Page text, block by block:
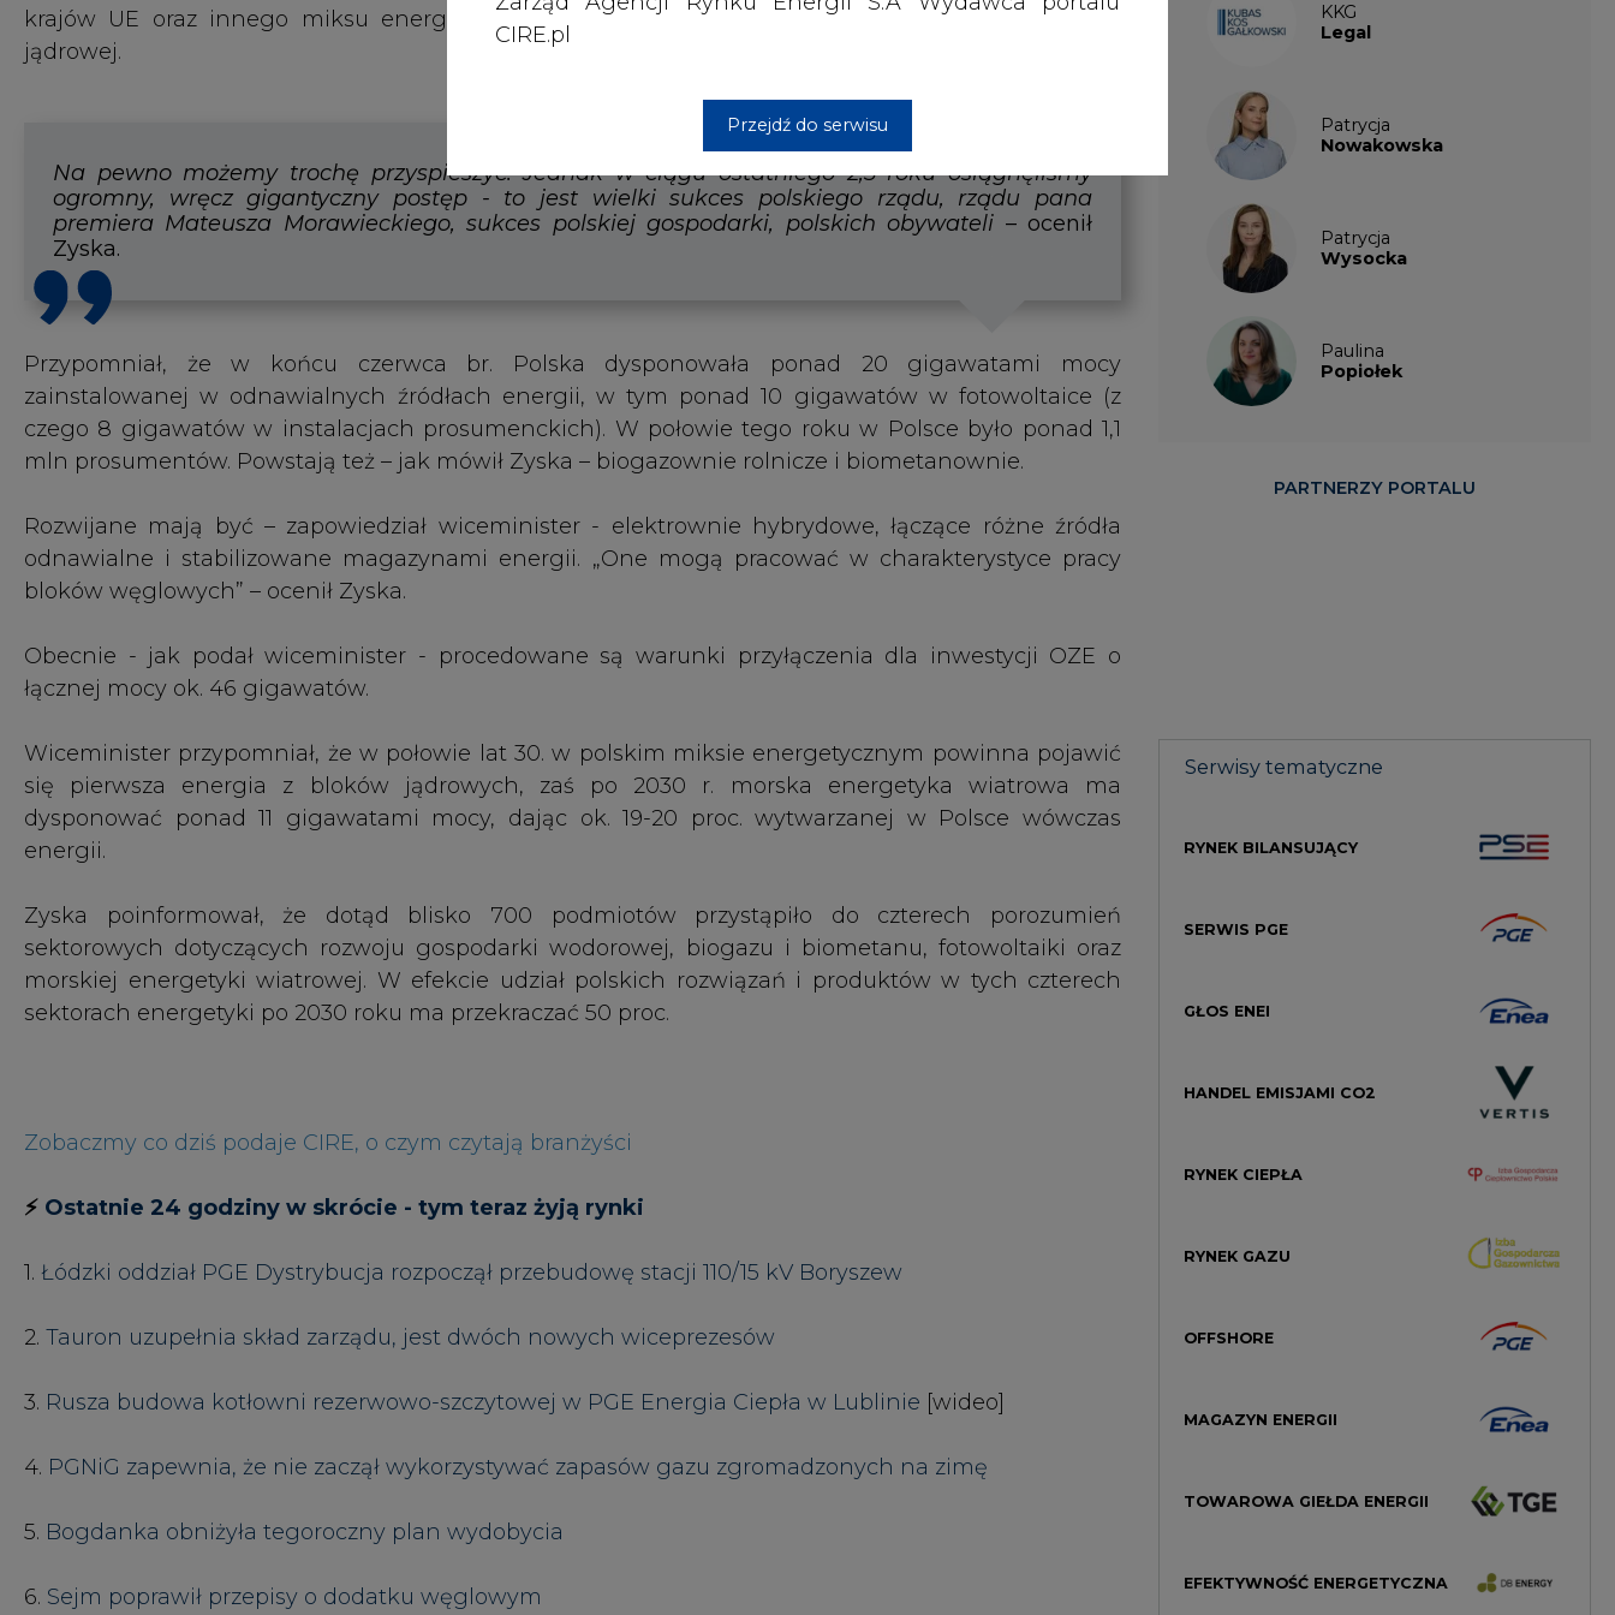
CIRE.pl
Przejdź do serwisu
czego 8 gigawatów w instalacjach prosumenckich). W połowie tego roku w Polsce było ponad 1,1
mln prosumentów. Powstają też – jak mówił Zyska – biogazownie rolnicze i biometanownie.
Rozwijane mają być – zapowiedział wiceminister - elektrownie hybrydowe, łączące różne źródła
odnawialne i stabilizowane magazynami energii. „One mogą pracować w charakterystyce pracy
bloków węglowych” – ocenił Zyska.
Obecnie - jak podał wiceminister - procedowane są warunki przyłączenia dla inwestycji OZE o
łącznej mocy ok. 46 gigawatów.
się pierwsza energia z bloków jądrowych, zaś po 2030 r. morska energetyka wiatrowa ma
dysponować ponad 11 gigawatami mocy, dając ok. 19-20 proc. wytwarzanej w Polsce wówczas
energii.
sektorowych dotyczących rozwoju gospodarki wodorowej, biogazu i biometanu, fotowoltaiki oraz
morskiej energetyki wiatrowej. W efekcie udział polskich rozwiązań i produktów w tych czterech
sektorach energetyki po 2030 roku ma przekraczać 50 proc.
⚡Ostatnie 24 godziny w skrócie - tym teraz żyją rynki
1. Łódzki oddział PGE Dystrybucja rozpoczął przebudowę stacji 110/15 kV Boryszew
2.Tauron uzupełnia skład zarządu, jest dwóch nowych wiceprezesów
3.Rusza budowa kotłowni rezerwowo-szczytowej w PGE Energia Ciepła w Lublinie[wideo]
Polsce w obszarze źródeł gazowych
Serwisy tematyczne
RYNEK CIEPŁA
RYNEK GAZU
OFFSHORE
MAGAZYN ENERGII
TOWAROWA GIEŁDA ENERGII
EFEKTYWNOŚĆ ENERGETYCZNA
LTE 450
STREFA KOGENERACJI PTEZ
ZIELONA TRANSFORMACJA ESG
PGE DYSTRYBUCJA
CIRE LEX